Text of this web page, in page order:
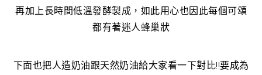
再加上長時間低溫發酵製成，如此用心也因此每個可頌
都有著迷人蜂巢狀
下面也把人造奶油跟天然奶油給大家看一下對比!!要成為